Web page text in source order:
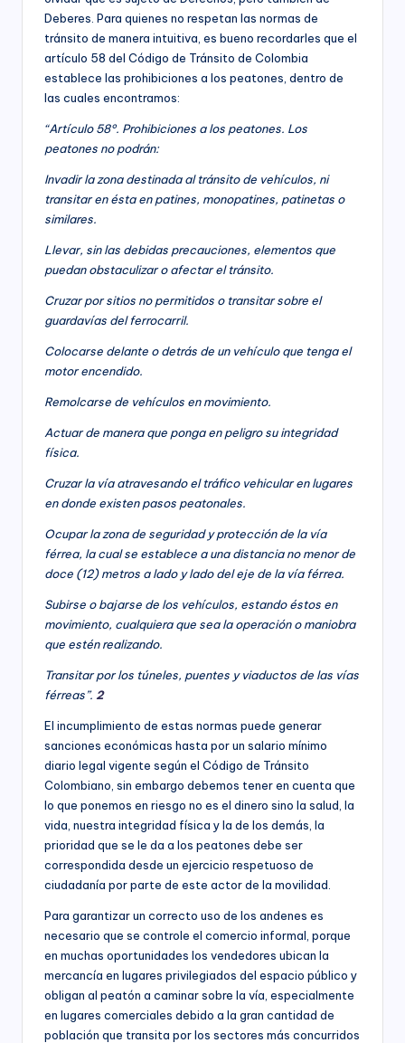
responsabilidad
social
empresarial,
debida
diligencia.
Deberes. Para quienes no respetan las normas de
tránsito de manera intuitiva, es bueno recordarles que el
artículo 58 del Código de Tránsito de Colombia
establece las prohibiciones a los peatones, dentro de
las cuales encontramos:
“Artículo 58°. Prohibiciones a los peatones. Los
peatones no podrán:
Invadir la zona destinada al tránsito de vehículos, ni
transitar en ésta en patines, monopatines, patinetas o
similares.
Llevar, sin las debidas precauciones, elementos que
puedan obstaculizar o afectar el tránsito.
Cruzar por sitios no permitidos o transitar sobre el
guardavías del ferrocarril.
Colocarse delante o detrás de un vehículo que tenga el
motor encendido.
Remolcarse de vehículos en movimiento.
Actuar de manera que ponga en peligro su integridad
física.
Cruzar la vía atravesando el tráfico vehicular en lugares
en donde existen pasos peatonales.
Ocupar la zona de seguridad y protección de la vía
férrea, la cual se establece a una distancia no menor de
doce (12) metros a lado y lado del eje de la vía férrea.
Subirse o bajarse de los vehículos, estando éstos en
movimiento, cualquiera que sea la operación o maniobra
que estén realizando.
Transitar por los túneles, puentes y viaductos de las vías
férreas”. 2
El incumplimiento de estas normas puede generar
sanciones económicas hasta por un salario mínimo
diario legal vigente según el Código de Tránsito
Colombiano, sin embargo debemos tener en cuenta que
lo que ponemos en riesgo no es el dinero sino la salud, la
vida, nuestra integridad física y la de los demás, la
prioridad que se le da a los peatones debe ser
correspondida desde un ejercicio respetuoso de
ciudadanía por parte de este actor de la movilidad.
Para garantizar un correcto uso de los andenes es
necesario que se controle el comercio informal, porque
en muchas oportunidades los vendedores ubican la
mercancía en lugares privilegiados del espacio público y
obligan al peatón a caminar sobre la vía, especialmente
en lugares comerciales debido a la gran cantidad de
población que transita por los sectores más concurridos